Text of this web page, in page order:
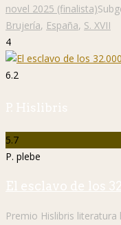
novel 2025 (finalista)
Brujería, España, S. XVII
4
6.2
P. Hislibris
5.7
P. plebe
El esclavo de los
Premio Hislibris literatura